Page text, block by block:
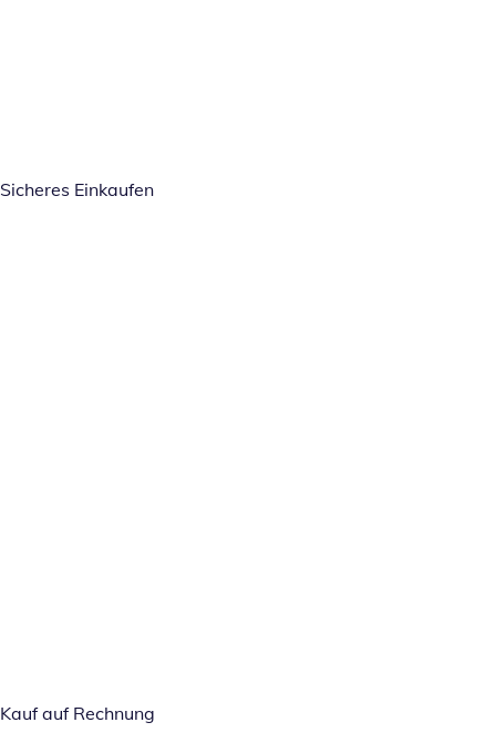
Sicheres Einkaufen
Kauf auf Rechnung